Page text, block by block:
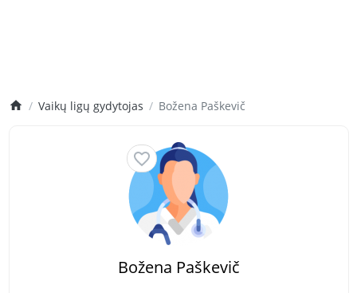
Vaikų ligų gydytojas Božena Paškevič
Božena Paškevič